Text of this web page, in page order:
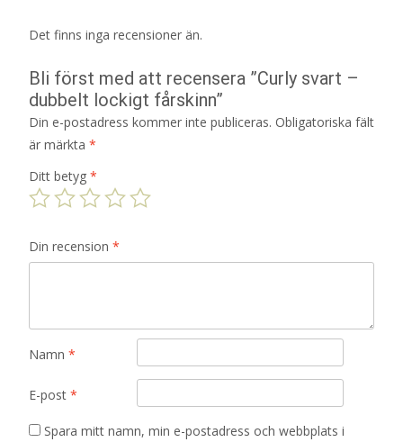
Det finns inga recensioner än.
Bli först med att recensera ”Curly svart –
dubbelt lockigt fårskinn”
Din e-postadress kommer inte publiceras. Obligatoriska fält
är märkta *
Ditt betyg *
Din recension *
Namn *
E-post *
Spara mitt namn, min e-postadress och webbplats i